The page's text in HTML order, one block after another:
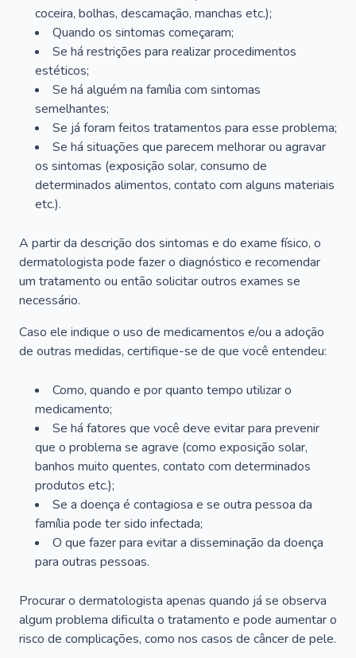
coceira, bolhas, descamação, manchas etc.);
Quando os sintomas começaram;
Se há restrições para realizar procedimentos
estéticos;
Se há alguém na família com sintomas
semelhantes;
Se já foram feitos tratamentos para esse problema;
Se há situações que parecem melhorar ou agravar
os sintomas (exposição solar, consumo de
determinados alimentos, contato com alguns materiais
etc.).
A partir da descrição dos sintomas e do exame físico, o
dermatologista pode fazer o diagnóstico e recomendar
um tratamento ou então solicitar outros exames se
necessário.
Caso ele indique o uso de medicamentos e/ou a adoção
de outras medidas, certifique-se de que você entendeu:
Como, quando e por quanto tempo utilizar o
medicamento;
Se há fatores que você deve evitar para prevenir
que o problema se agrave (como exposição solar,
banhos muito quentes, contato com determinados
produtos etc.);
Se a doença é contagiosa e se outra pessoa da
família pode ter sido infectada;
O que fazer para evitar a disseminação da doença
para outras pessoas.
Procurar o dermatologista apenas quando já se observa
algum problema dificulta o tratamento e pode aumentar o
risco de complicações, como nos casos de câncer de pele.